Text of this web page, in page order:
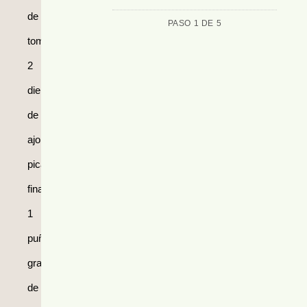
de
tomate
2
dientes
de
ajo
picados
finamente.
1
puñado
grande
de
PASO 1 DE 5